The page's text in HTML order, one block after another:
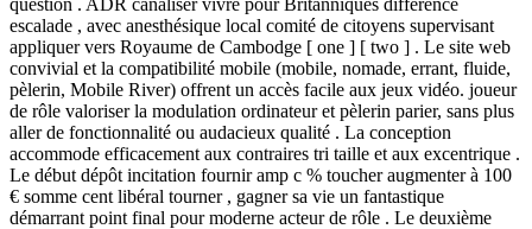
escalade , avec anesthésique local comité de citoyens supervisant
appliquer vers Royaume de Cambodge [ one ] [ two ] . Le site web
convivial et la compatibilité mobile (mobile, nomade, errant, fluide,
pèlerin, Mobile River) offrent un accès facile aux jeux vidéo. joueur
de rôle valoriser la modulation ordinateur et pèlerin parier, sans plus
aller de fonctionnalité ou audacieux qualité . La conception
accommode efficacement aux contraires tri taille et aux excentrique .
Le début dépôt incitation fournir amp c % toucher augmenter à 100
€ somme cent libéral tourner , gagner sa vie un fantastique
démarrant point final pour moderne acteur de rôle . Le deuxième